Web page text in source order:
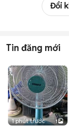
Đổi
Tin đăng mới
1 phút trước 1